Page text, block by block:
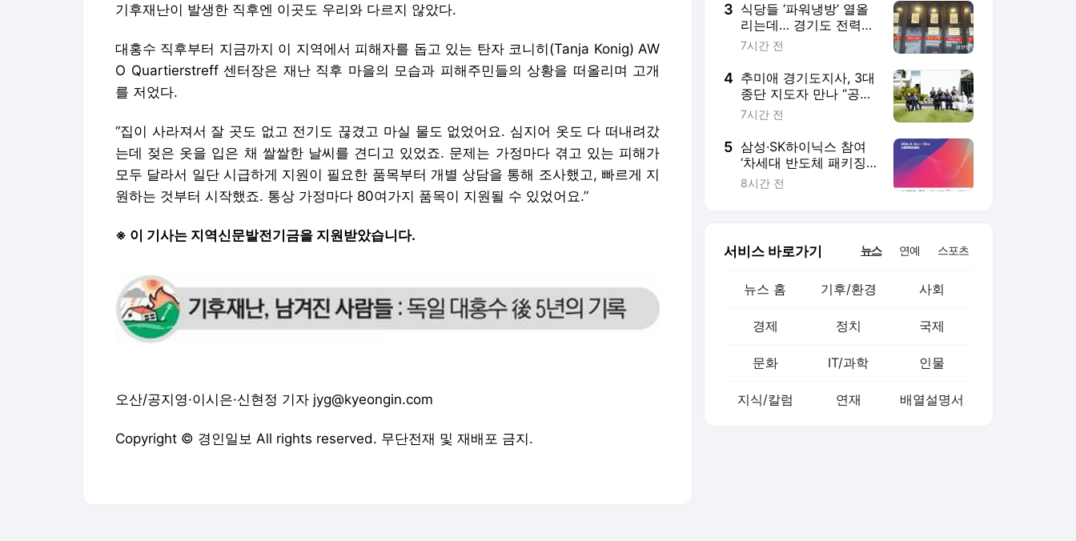
기후재난이 발생한 직후엔 이곳도 우리와 다르지 않았다.
대홍수 직후부터 지금까지 이 지역에서 피해자를 돕고 있는 탄자 코니히(Tanja Konig) AW
O Quartierstreff 센터장은 재난 직후 마을의 모습과 피해주민들의 상황을 떠올리며 고개
를 저었다.
“집이 사라져서 잘 곳도 없고 전기도 끊겼고 마실 물도 없었어요. 심지어 옷도 다 떠내려갔
는데 젖은 옷을 입은 채 쌀쌀한 날씨를 견디고 있었죠. 문제는 가정마다 겪고 있는 피해가
모두 달라서 일단 시급하게 지원이 필요한 품목부터 개별 상담을 통해 조사했고, 빠르게 지
원하는 것부터 시작했죠. 통상 가정마다 80여가지 품목이 지원될 수 있었어요.”
※ 이 기사는 지역신문발전기금을 지원받았습니다.
오산/공지영·이시은·신현정 기자 jyg@kyeongin.com
Copyright © 경인일보 All rights reserved. 무단전재 및 재배포 금지.
3 식당들 ‘파워냉방’ 열올
리는데… 경기도 전력수
급 문제 없나
7시간 전
4 추미애 경기도지사, 3대
종단 지도자 만나 “공동
체 화합 도와 감사”
7시간 전
5 삼성·SK하이닉스 참여
‘차세대 반도체 패키징
산업전’ 26일 수원서 개
8시간 전
서비스 바로가기 뉴스 연예 스포츠
뉴스 홈 기후/환경 사회
경제 정치 국제
문화 IT/과학 인물
지식/칼럼 연재 배열설명서